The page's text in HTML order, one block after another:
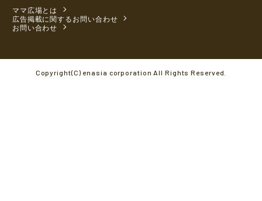
ママ広場とは
広告掲載に関するお問い合わせ
お問い合わせ
Copyright(C) enasia corporation All Rights Reserved.